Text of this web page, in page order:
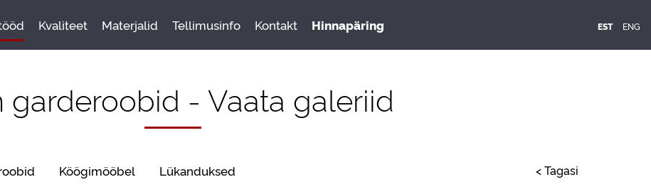
Kvaliteet Materjalid Tellimusinfo Kontakt Hinnapäring EST ENG
garderoobid - Vaata galeriid
Köögimööbel Lükanduksed < Tagasi